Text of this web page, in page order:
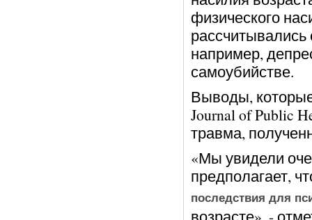
физического
рассчитывались
например,
самоубийстве.
Выводы,
Journal of Public
травма,
«Мы увидели
предполагает,
последствия для